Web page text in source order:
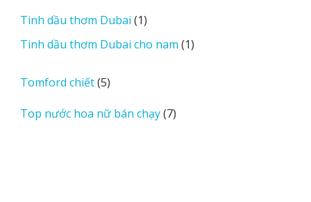
Tinh dầu thơm Dubai 11
Tinh dầu thơm Dubai cho nam 11
Tomford chiết 55
phẩm
Top nước hoa nữ bán chạy 77